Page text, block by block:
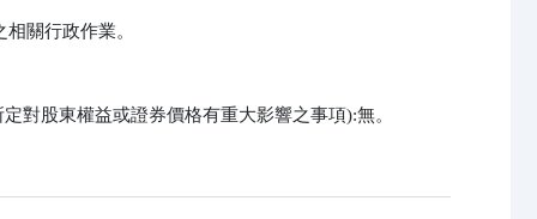
關行政作業。
對股東權益或證券價格有重大影響之事項):無。